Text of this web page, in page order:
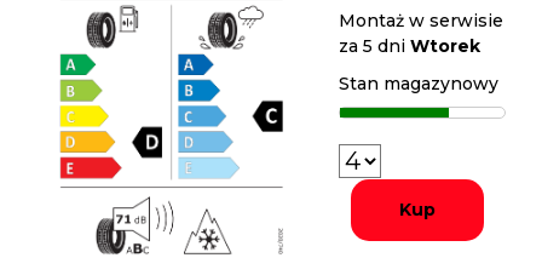
Montaż w serwisie
za 5 dniWtorek
Stan magazynowy
Kup